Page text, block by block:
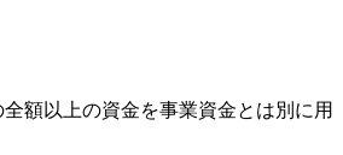
額以上の資金を事業資金とは別に用